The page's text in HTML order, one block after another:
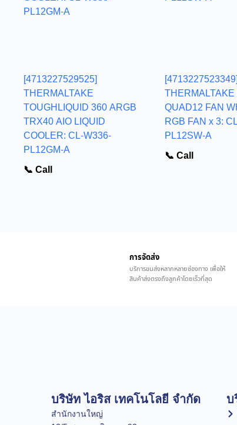
[4713227529525]
THERMALTAKE
TOUGHLIQUID 360 ARGB
TRX40 AIO LIQUID
COOLER: CL-W336-
PL12GM-A
📞 Call
QUAD12 FAN
RGB FAN x 3:
PL12SW-A
📞 Call
การจัดส่ง
บริการขนส่งหลากหลายช่องทาง เพื่อให้
สินค้าส่งตรงถึงลูกค้าโดยเร็วที่สุด
บริษัท ไอริส เทคโนโลยี จำกัด
สำนักงานใหญ่
บ